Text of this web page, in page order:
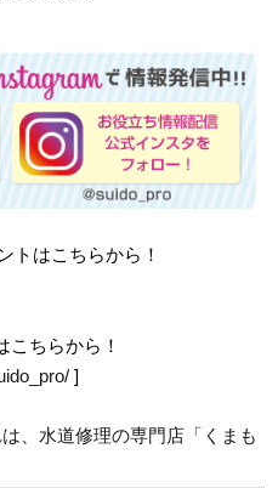
トはこちらから！
ちらから！
]
、水道修理の専門店「くまも